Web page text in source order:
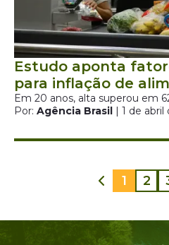
Estudo aponta
para inflação de
Em 20 anos, alta superou em
Por: Agência Brasil | 1 de abril
1 2